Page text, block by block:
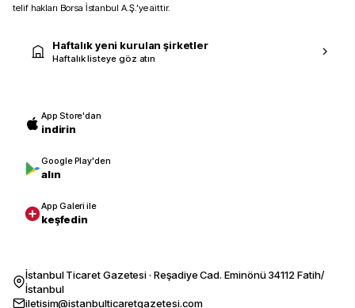
telif hakları Borsa İstanbul A.Ş.’ye aittir.
Haftalık yeni kurulan şirketler
Haftalık listeye göz atın
App Store'dan
indirin
Google Play'den
alın
App Galeri ile
keşfedin
İstanbul Ticaret Gazetesi · Reşadiye Cad. Eminönü 34112 Fatih/
İstanbul
iletisim@istanbulticaretgazetesi.com